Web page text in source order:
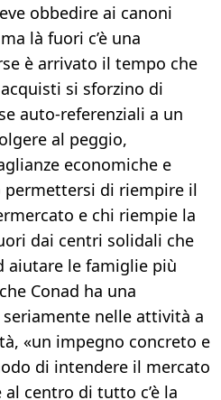
obbedire ai canoni
là fuori c’è una
è arrivato il tempo che
si sforzino di
auto-referenziali a un
al peggio,
economiche e
permettersi di riempire il
e chi riempie la
dai centri solidali che
aiutare le famiglie più
Conad ha una
nelle attività a
«un impegno concreto e
di intendere il mercato
centro di tutto c’è la